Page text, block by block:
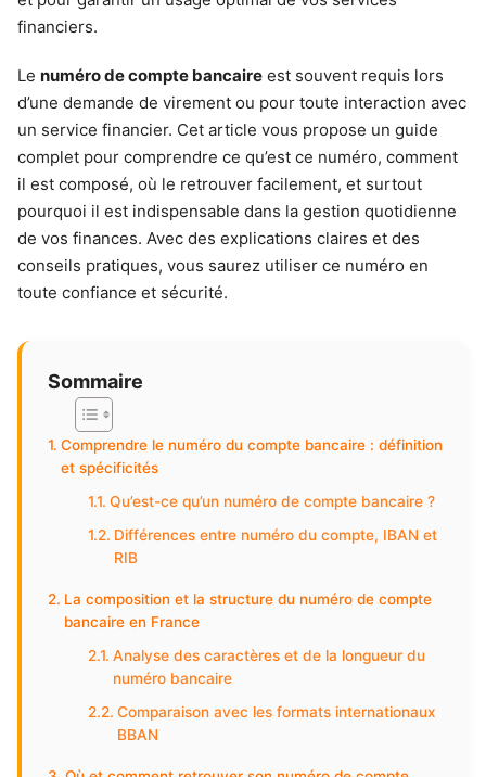
financiers.
Le numéro de compte bancaire est souvent requis lors
d’une demande de virement ou pour toute interaction avec
un service financier. Cet article vous propose un guide
complet pour comprendre ce qu’est ce numéro, comment
il est composé, où le retrouver facilement, et surtout
pourquoi il est indispensable dans la gestion quotidienne
de vos finances. Avec des explications claires et des
conseils pratiques, vous saurez utiliser ce numéro en
toute confiance et sécurité.
Sommaire
Comprendre le numéro du compte bancaire : définition
et spécificités
Qu’est-ce qu’un numéro de compte bancaire ?
Différences entre numéro du compte, IBAN et
RIB
La composition et la structure du numéro de compte
bancaire en France
Analyse des caractères et de la longueur du
numéro bancaire
Comparaison avec les formats internationaux
BBAN